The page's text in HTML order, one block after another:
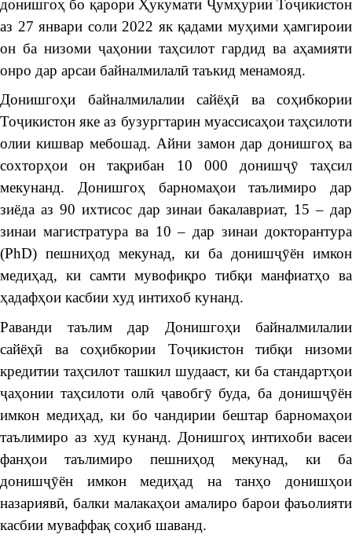
донишгоҳ бо қарори Ҳукумати Ҷумҳурии Тоҷикистон
аз 27 январи соли 2022 як қадами муҳими ҳамгироии
он ба низоми ҷаҳонии таҳсилот гардид ва аҳамияти
онро дар арсаи байналмилалӣ таъкид менамояд.
Донишгоҳи байналмилалии сайёҳӣ ва соҳибкории
Тоҷикистон яке аз бузургтарин муассисаҳои таҳсилоти
олии кишвар мебошад. Айни замон дар донишгоҳ ва
сохторҳои он тақрибан 10 000 донишҷӯ таҳсил
мекунанд. Донишгоҳ барномаҳои таълимиро дар
зиёда аз 90 ихтисос дар зинаи бакалавриат, 15 – дар
зинаи магистратура ва 10 – дар зинаи докторантура
(PhD) пешниҳод мекунад, ки ба донишҷӯён имкон
медиҳад, ки самти мувофиқро тибқи манфиатҳо ва
ҳадафҳои касбии худ интихоб кунанд.
Раванди таълим дар Донишгоҳи байналмилалии
сайёҳӣ ва соҳибкории Тоҷикистон тибқи низоми
кредитии таҳсилот ташкил шудааст, ки ба стандартҳои
ҷаҳонии таҳсилоти олӣ ҷавобгӯ буда, ба донишҷӯён
имкон медиҳад, ки бо чандирии бештар барномаҳои
таълимиро аз худ кунанд. Донишгоҳ интихоби васеи
фанҳои таълимиро пешниҳод мекунад, ки ба
донишҷӯён имкон медиҳад на танҳо донишҳои
назариявӣ, балки малакаҳои амалиро барои фаъолияти
касбии муваффақ соҳиб шаванд.